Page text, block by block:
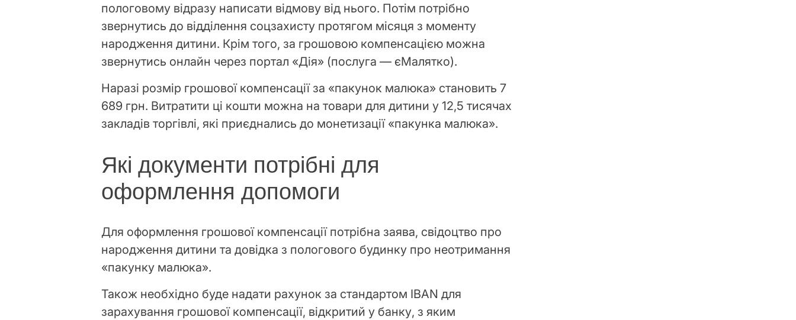
пологовому відразу написати відмову від нього. Потім потрібно
звернутись до відділення соцзахисту протягом місяця з моменту
народження дитини. Крім того, за грошовою компенсацією можна
звернутись онлайн через портал «Дія» (послуга — єМалятко).
Наразі розмір грошової компенсації за «пакунок малюка» становить 7
689 грн. Витратити ці кошти можна на товари для дитини у 12,5 тисячах
закладів торгівлі, які приєднались до монетизації «пакунка малюка».
Які документи потрібні для
оформлення допомоги
Для оформлення грошової компенсації потрібна заява, свідоцтво про
народження дитини та довідка з пологового будинку про неотримання
«пакунку малюка».
Також необхідно буде надати рахунок за стандартом IBAN для
зарахування грошової компенсації, відкритий у банку, з яким